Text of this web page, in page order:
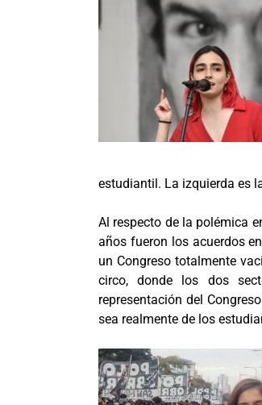
estudiantil. La izquierda es
Al respecto de la polémica
años fueron los acuerdos
un Congreso totalmente
circo, donde los dos
representación del
sea realmente de los